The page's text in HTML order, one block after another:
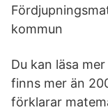
kommun
Du kan läsa
finns mer än
förklarar